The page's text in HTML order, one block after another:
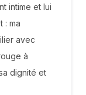
intime et lui
: ma
avec
à
dignité et